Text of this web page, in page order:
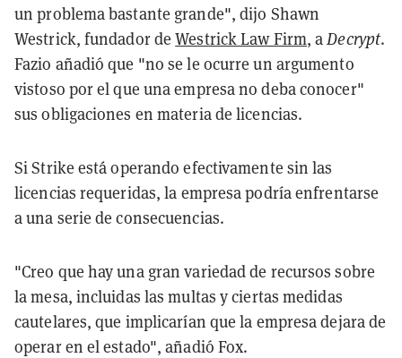
un problema bastante grande", dijo Shawn
Westrick, fundador deWestrick Law Firm, aDecrypt.
Fazio añadió que "no se le ocurre un argumento
vistoso por el que una empresa no deba conocer"
sus obligaciones en materia de licencias.
Si Strike está operando efectivamente sin las
licencias requeridas, la empresa podría enfrentarse
a una serie de consecuencias.
"Creo que hay una gran variedad de recursos sobre
la mesa, incluidas las multas y ciertas medidas
cautelares, que implicarían que la empresa dejara de
operar en el estado", añadió Fox.